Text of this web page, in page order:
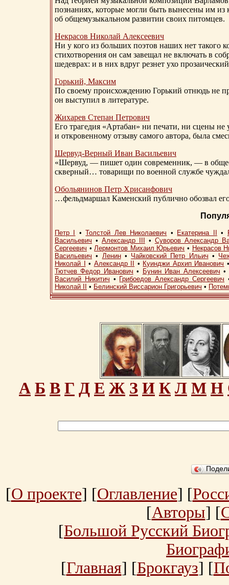
познаниях, которые могли быть вынесены им из
об общемузыкальном развитии своих питомцев.
Некрасов Николай Алексеевич
Ни у кого из больших поэтов наших нет такого
стихотворения он сам завещал не включать в
шедеврах: и в них вдруг резнет ухо
Горький, Максим
По своему происхождению Горький отнюдь не
он выступил в литературе.
Жихарев Степан Петрович
Его трагедия «Артабан» ни печати, ни сцены
и откровенному отзыву самого автора, была
Шервуд-Верный Иван Васильевич
«Шервуд, — пишет один современник, — в
скверный… товарищи по военной службе
Обольянинов Петр Хрисанфович
…фельдмаршал Каменский публично обозвал
Петр I •Толстой Лев Николаевич • Екатерина II •
Васильевич • Александр III • Суворов Александр
Сергеевич •Лермонтов Михаил Юрьевич • Некрасов
Васильевич • Ленин• Чайковский Петр Ильич •
Николай I
• Александр II • Куинджи Архип Иванович
Тютчев Федор Иванович • Бунин Иван Алексеевич •
Василий Никитич • Грибоедов Александр Сергеевич
Николай II
• Белинский Виссарион Григорьевич •
А Б В Г Д Е Ж З И К Л М Н
[О проекте] [Оглавление] [
[Авторы] [
[Большой Русский
[Главная] [Брокгауз] [